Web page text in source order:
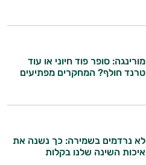
מורינגה: סופר פוד חיוני או עוד
טרנד חולף? המחקרים מפתיעים
לא נרדמים בשמירה: כך נשנה את
איכות השינה שלנו בקלות